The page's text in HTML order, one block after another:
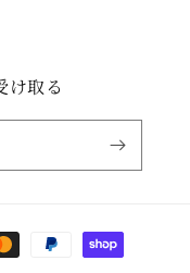
け取る